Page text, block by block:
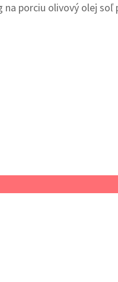
na porciu olivový olej